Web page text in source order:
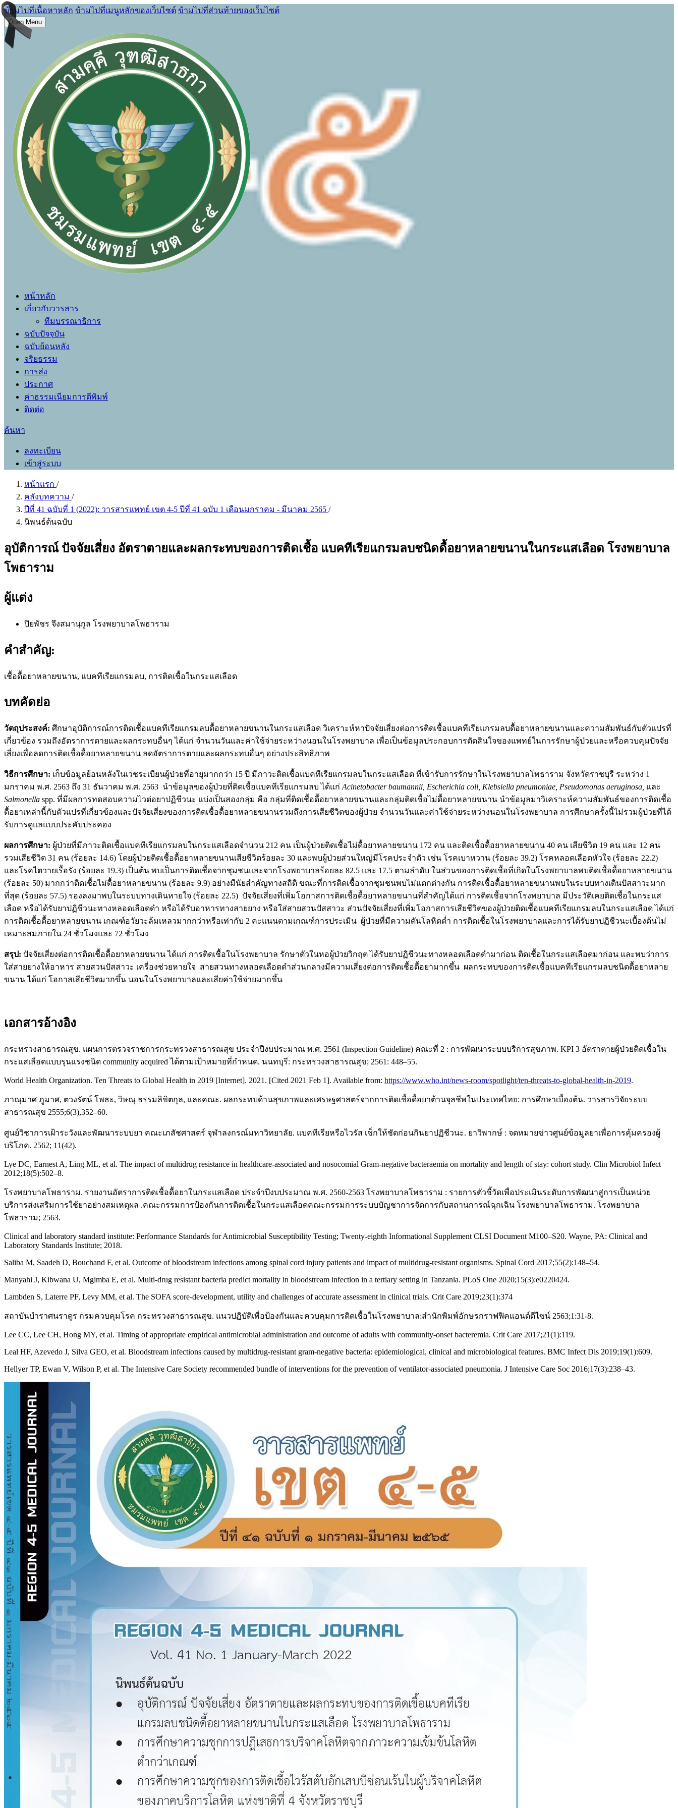
ข้ามไปที่เนื้อหาหลัก ข้ามไปที่เมนูหลักของเว็บไซต์ ข้ามไปที่ส่วนท้ายของเว็บไซต์
Open Menu
หน้าหลัก
เกี่ยวกับวารสาร
ทีมบรรณาธิการ
ฉบับปัจจุบัน
ฉบับย้อนหลัง
จริยธรรม
การส่ง
ประกาศ
ค่าธรรมเนียมการตีพิมพ์
ติดต่อ
ค้นหา
ลงทะเบียน
เข้าสู่ระบบ
หน้าแรก /
คลังบทความ /
ปีที่ 41 ฉบับที่ 1 (2022): วารสารแพทย์ เขต 4-5 ปีที่ 41 ฉบับ 1 เดือนมกราคม - มีนาคม 2565 /
นิพนธ์ต้นฉบับ
อุบัติการณ์ ปัจจัยเสี่ยง อัตราตายและผลกระทบของการติดเชื้อ แบคทีเรียแกรมลบชนิดดื้อยาหลายขนานในกระแสเลือด โรงพยาบาล
โพธาราม
ผู้แต่ง
ปิยพัชร จึงสมานุกูล โรงพยาบาลโพธาราม
คำสำคัญ:
เชื้อดื้อยาหลายขนาน, แบคทีเรียแกรมลบ, การติดเชื้อในกระแสเลือด
บทคัดย่อ
วัตถุประสงค์: ศึกษาอุบัติการณ์การติดเชื้อแบคทีเรียแกรมลบดื้อยาหลายขนานในกระแสเลือด วิเคราะห์หาปัจจัยเสี่ยงต่อการติดเชื้อแบคทีเรียแกรมลบดื้อยาหลายขนานและความสัมพันธ์กับตัวแปรที่
เกี่ยวข้อง รวมถึงอัตราการตายและผลกระทบอื่นๆ ได้แก่ จำนวนวันและค่าใช้จ่ายระหว่างนอนในโรงพยาบาล เพื่อเป็นข้อมูลประกอบการตัดสินใจของแพทย์ในการรักษาผู้ป่วยและหรือควบคุมปัจจัย
เสี่ยงเพื่อลดการติดเชื้อดื้อยาหลายขนาน ลดอัตราการตายและผลกระทบอื่นๆ อย่างประสิทธิภาพ
วิธีการศึกษา: เก็บข้อมูลย้อนหลังในเวชระเบียนผู้ป่วยที่อายุมากกว่า 15 ปี มีภาวะติดเชื้อแบคทีเรียแกรมลบในกระแสเลือด ที่เข้ารับการรักษาในโรงพยาบาลโพธาราม จังหวัดราชบุรี ระหว่าง 1
มกราคม พ.ศ. 2563 ถึง 31 ธันวาคม พ.ศ. 2563 นำข้อมูลของผู้ป่วยที่ติดเชื้อแบคทีเรียแกรมลบ ได้แก่ Acinetobacter baumannii, Escherichia coli, Klebsiella pneumoniae, Pseudomonas aeruginosa, และ
Salmonella spp. ที่มีผลการทดสอบความไวต่อยาปฏิชีวนะ แบ่งเป็นสองกลุ่ม คือ กลุ่มที่ติดเชื้อดื้อยาหลายขนานและกลุ่มติดเชื้อไม่ดื้อยาหลายขนาน นำข้อมูลมาวิเคราะห์ความสัมพันธ์ของการติดเชื้อ
ดื้อยาเหล่านี้กับตัวแปรที่เกี่ยวข้องและปัจจัยเสี่ยงของการติดเชื้อดื้อยาหลายขนานรวมถึงการเสียชีวิตของผู้ป่วย จำนวนวันและค่าใช้จ่ายระหว่างนอนในโรงพยาบาล การศึกษาครั้งนี้ไม่รวมผู้ป่วยที่ได้
รับการดูแลแบบประคับประคอง
ผลการศึกษา: ผู้ป่วยที่มีภาวะติดเชื้อแบคทีเรียแกรมลบในกระแสเลือดจำนวน 212 คน เป็นผู้ป่วยติดเชื้อไม่ดื้อยาหลายขนาน 172 คน และติดเชื้อดื้อยาหลายขนาน 40 คน เสียชีวิต 19 คน และ 12 คน
รวมเสียชีวิต 31 คน (ร้อยละ 14.6) โดยผู้ป่วยติดเชื้อดื้อยาหลายขนานเสียชีวิตร้อยละ 30 และพบผู้ป่วยส่วนใหญ่มีโรคประจำตัว เช่น โรคเบาหวาน (ร้อยละ 39.2) โรคหลอดเลือดหัวใจ (ร้อยละ 22.2)
และโรคไตวายเรื้อรัง (ร้อยละ 19.3) เป็นต้น พบเป็นการติดเชื้อจากชุมชนและจากโรงพยาบาลร้อยละ 82.5 และ 17.5 ตามลำดับ ในส่วนของการติดเชื้อที่เกิดในโรงพยาบาลพบติดเชื้อดื้อยาหลายขนาน
(ร้อยละ 50) มากกว่าติดเชื้อไม่ดื้อยาหลายขนาน (ร้อยละ 9.9) อย่างมีนัยสำคัญทางสถิติ ขณะที่การติดเชื้อจากชุมชนพบไม่แตกต่างกัน การติดเชื้อดื้อยาหลายขนานพบในระบบทางเดินปัสสาวะมาก
ที่สุด (ร้อยละ 57.5) รองลงมาพบในระบบทางเดินหายใจ (ร้อยละ 22.5) ปัจจัยเสี่ยงที่เพิ่มโอกาสการติดเชื้อดื้อยาหลายขนานที่สำคัญได้แก่ การติดเชื้อจากโรงพยาบาล มีประวัติเคยติดเชื้อในกระแส
เลือด หรือได้รับยาปฏิชีวนะทางหลอดเลือดดำ หรือได้รับอาหารทางสายยาง หรือใส่สายสวนปัสสาวะ ส่วนปัจจัยเสี่ยงที่เพิ่มโอกาสการเสียชีวิตของผู้ป่วยติดเชื้อแบคทีเรียแกรมลบในกระแสเลือด ได้แก่
การติดเชื้อดื้อยาหลายขนาน เกณฑ์อวัยวะล้มเหลวมากกว่าหรือเท่ากับ 2 คะแนนตามเกณฑ์การประเมิน ผู้ป่วยที่มีความดันโลหิตต่ำ การติดเชื้อในโรงพยาบาลและการได้รับยาปฏิชีวนะเบื้องต้นไม่
เหมาะสมภายใน 24 ชั่วโมงและ 72 ชั่วโมง
สรุป: ปัจจัยเสี่ยงต่อการติดเชื้อดื้อยาหลายขนาน ได้แก่ การติดเชื้อในโรงพยาบาล รักษาตัวในหอผู้ป่วยวิกฤต ได้รับยาปฏิชีวนะทางหลอดเลือดดำมาก่อน ติดเชื้อในกระแสเลือดมาก่อน และพบว่าการ
ใส่สายยางให้อาหาร สายสวนปัสสาวะ เครื่องช่วยหายใจ สายสวนทางหลอดเลือดดำส่วนกลางมีความเสี่ยงต่อการติดเชื้อดื้อยามากขึ้น ผลกระทบของการติดเชื้อแบคทีเรียแกรมลบชนิดดื้อยาหลาย
ขนาน ได้แก่ โอกาสเสียชีวิตมากขึ้น นอนในโรงพยาบาลและเสียค่าใช้จ่ายมากขึ้น
เอกสารอ้างอิง
กระทรวงสาธารณสุข. แผนการตรวจราชการกระทรวงสาธารณสุข ประจำปีงบประมาณ พ.ศ. 2561 (Inspection Guideline) คณะที่ 2 : การพัฒนาระบบบริการสุขภาพ. KPI 3 อัตราตายผู้ป่วยติดเชื้อใน
กระแสเลือดแบบรุนแรงชนิด community acquired ได้ตามเป้าหมายที่กำหนด. นนทบุรี: กระทรวงสาธารณสุข; 2561: 448–55.
World Health Organization. Ten Threats to Global Health in 2019 [Internet]. 2021. [Cited 2021 Feb 1]. Available from: https://www.who.int/news-room/spotlight/ten-threats-to-global-health-in-2019.
ภาณุมาศ ภูมาศ, ตวงรัตน์ โพธะ, วิษณุ ธรรมลิขิตกุล, และคณะ. ผลกระทบด้านสุขภาพและเศรษฐศาสตร์จากการติดเชื้อดื้อยาต้านจุลชีพในประเทศไทย: การศึกษาเบื้องต้น. วารสารวิจัยระบบ
สาธารณสุข 2555;6(3),352–60.
ศูนย์วิชาการเฝ้าระวังและพัฒนาระบบยา คณะเภสัชศาสตร์ จุฬาลงกรณ์มหาวิทยาลัย. แบคทีเรียหรือไวรัส เช็กให้ชัดก่อนกินยาปฏิชีวนะ. ยาวิพากษ์ : จดหมายข่าวศูนย์ข้อมูลยาเพื่อการคุ้มครองผู้
บริโภค. 2562; 11(42).
Lye DC, Earnest A, Ling ML, et al. The impact of multidrug resistance in healthcare-associated and nosocomial Gram-negative bacteraemia on mortality and length of stay: cohort study. Clin Microbiol Infect
2012;18(5):502–8.
โรงพยาบาลโพธาราม. รายงานอัตราการติดเชื้อดื้อยาในกระแสเลือด ประจำปีงบประมาณ พ.ศ. 2560-2563 โรงพยาบาลโพธาราม : รายการตัวชี้วัดเพื่อประเมินระดับการพัฒนาสู่การเป็นหน่วย
บริการส่งเสริมการใช้ยาอย่างสมเหตุผล .คณะกรรมการป้องกันการติดเชื้อในกระแสเลือดคณะกรรมการระบบบัญชาการจัดการกับสถานการณ์ฉุกเฉิน โรงพยาบาลโพธาราม. โรงพยาบาล
โพธาราม; 2563.
Clinical and laboratory standard institute: Performance Standards for Antimicrobial Susceptibility Testing; Twenty-eighth Informational Supplement CLSI Document M100–S20. Wayne, PA: Clinical and
Laboratory Standards Institute; 2018.
Saliba M, Saadeh D, Bouchand F, et al. Outcome of bloodstream infections among spinal cord injury patients and impact of multidrug-resistant organisms. Spinal Cord 2017;55(2):148–54.
Manyahi J, Kibwana U, Mgimba E, et al. Multi-drug resistant bacteria predict mortality in bloodstream infection in a tertiary setting in Tanzania. PLoS One 2020;15(3):e0220424.
Lambden S, Laterre PF, Levy MM, et al. The SOFA score-development, utility and challenges of accurate assessment in clinical trials. Crit Care 2019;23(1):374
สถาบันบำราศนราดูร กรมควบคุมโรค กระทรวงสาธารณสุข. แนวปฏิบัติเพื่อป้องกันและควบคุมการติดเชื้อในโรงพยาบาล:สำนักพิมพ์อักษรกราฟฟิคแอนด์ดีไซน์ 2563;1:31-8.
Lee CC, Lee CH, Hong MY, et al. Timing of appropriate empirical antimicrobial administration and outcome of adults with community-onset bacteremia. Crit Care 2017;21(1):119.
Leal HF, Azevedo J, Silva GEO, et al. Bloodstream infections caused by multidrug-resistant gram-negative bacteria: epidemiological, clinical and microbiological features. BMC Infect Dis 2019;19(1):609.
Hellyer TP, Ewan V, Wilson P, et al. The Intensive Care Society recommended bundle of interventions for the prevention of ventilator-associated pneumonia. J Intensive Care Soc 2016;17(3):238–43.